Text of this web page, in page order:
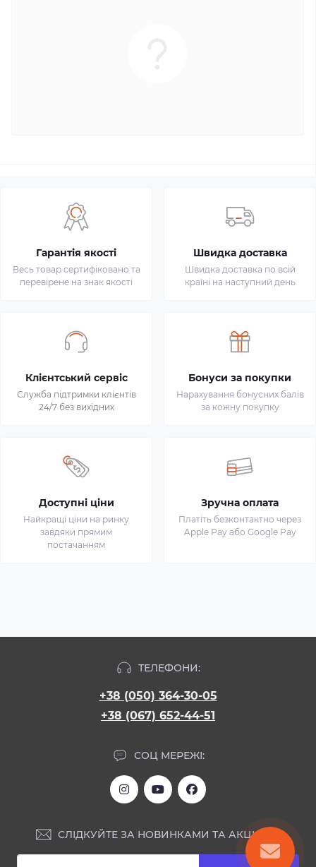
Гарантія якості
Весь товар сертифіковано та
перевірене на знак якості
Швидка доставка
Швидка доставка по всій
країні на наступний день
Клієнтський сервіс
Служба підтримки клієнтів
24/7 без вихідних
Бонуси за покупки
Нарахування бонусних балів
за кожну покупку
Доступні ціни
Найкращі ціни на ринку
завдяки прямим
постачанням
Зручна оплата
Платіть безконтактно через
Apple Pay або Google Pay
ТЕЛЕФОНИ:
+38 (050) 364-30-05
+38 (067) 652-44-51
СОЦ МЕРЕЖІ:
СЛІДКУЙТЕ ЗА НОВИНКАМИ ТА АКЦІЯМИ: